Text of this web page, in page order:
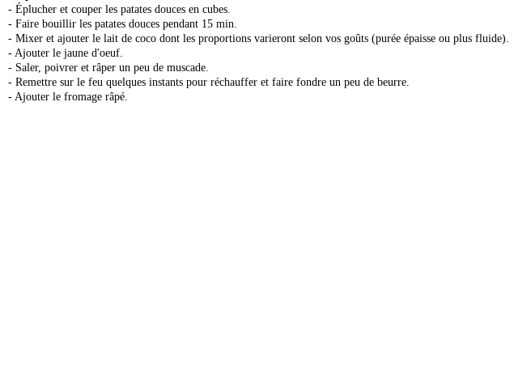
- Éplucher et couper les patates douces en cubes.
- Faire bouillir les patates douces pendant 15 min.
- Mixer et ajouter le lait de coco dont les proportions varieront selon vos goûts (purée épaisse ou plus fluide).
- Ajouter le jaune d'oeuf.
- Saler, poivrer et râper un peu de muscade.
- Remettre sur le feu quelques instants pour réchauffer et faire fondre un peu de beurre.
- Ajouter le fromage râpé.